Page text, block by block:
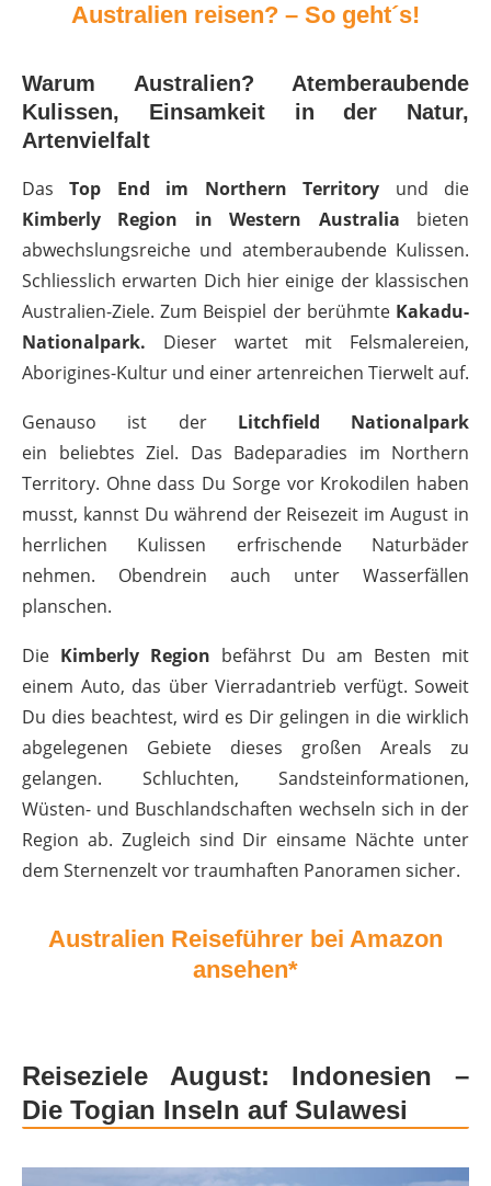
Australien reisen? – So geht´s!
Warum Australien? Atemberaubende
Kulissen, Einsamkeit in der Natur,
Artenvielfalt
DasTop End im Northern Territory und die
Kimberly Region in Western Australia bieten
abwechslungsreiche und atemberaubende Kulissen.
Schliesslich erwarten Dich hier einige der klassischen
Australien-Ziele. Zum Beispiel der berühmte Kakadu-
Nationalpark. Dieser wartet mit Felsmalereien,
Aborigines-Kultur und einer artenreichen Tierwelt auf.
Genauso ist derLitchfield Nationalpark
ein beliebtes Ziel. Das Badeparadies im Northern
Territory. Ohne dass Du Sorge vor Krokodilen haben
musst, kannst Du während der Reisezeit im August in
herrlichen Kulissen erfrischende Naturbäder
nehmen. Obendrein auch unter Wasserfällen
planschen.
Die Kimberly Region befährst Du am Besten mit
einem Auto, das über Vierradantrieb verfügt. Soweit
Du dies beachtest, wird es Dir gelingen in die wirklich
abgelegenen Gebiete dieses großen Areals zu
gelangen. Schluchten, Sandsteinformationen,
Wüsten- und Buschlandschaften wechseln sich in der
Region ab. Zugleich sind Dir einsame Nächte unter
dem Sternenzelt vor traumhaften Panoramen sicher.
Australien Reiseführer bei Amazon
ansehen*
Reiseziele August: Indonesien –
Die Togian Inseln auf Sulawesi